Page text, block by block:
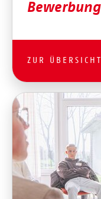
Bewerbung
ZUR ÜBERSICHT